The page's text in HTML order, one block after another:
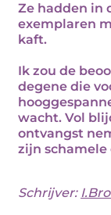
Ze hadden in
exemplaren
kaft.
Ik zou de
degene die
wacht. Vol
ontvangst
zijn
Schrijver: